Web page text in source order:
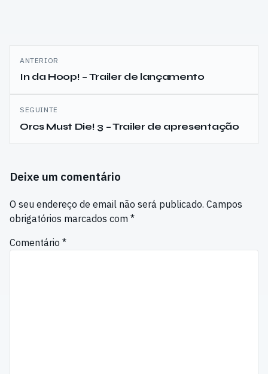
Navegação
de
artigos
ANTERIOR
In da Hoop! – Trailer de lançamento
SEGUINTE
Orcs Must Die! 3 – Trailer de apresentação
Deixe um comentário
O seu endereço de email não será publicado. Campos
obrigatórios marcados com *
Comentário *